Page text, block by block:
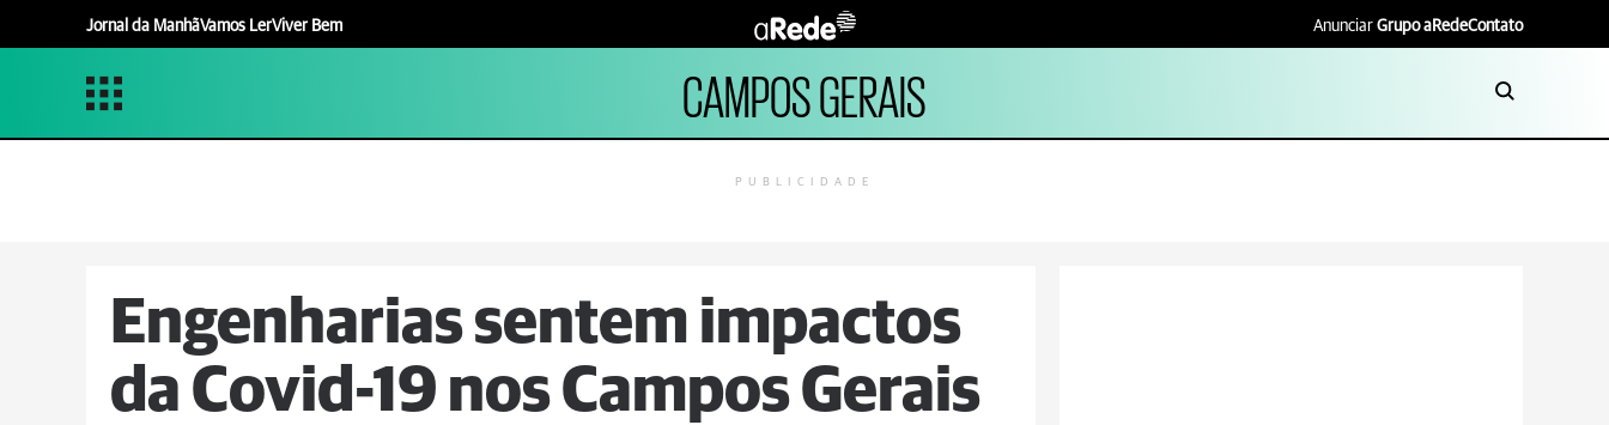
Jornal da ManhãVamos LerViver Bem Anunciar Grupo aRedeContato
CAMPOS GERAIS
PUBLICIDADE
Engenharias sentem impactos
da Covid-19 nos Campos Gerais